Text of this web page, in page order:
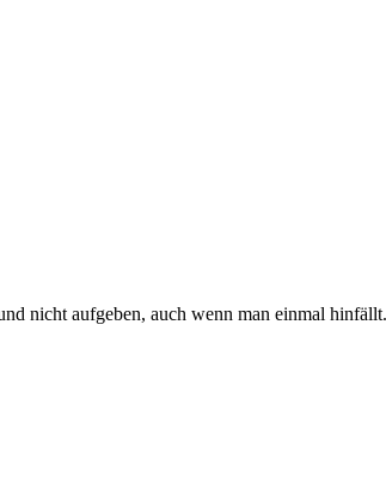
nicht aufgeben, auch wenn man einmal